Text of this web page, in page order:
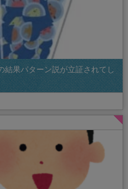
結果パターン説が立証されてし